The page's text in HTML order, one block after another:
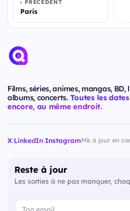
PRÉCÉDENT
Paris
Films, séries, animes, mangas, BD,
albums, concerts. Toutes les
encore, au même endroit.
X|LinkedIn|InstagramMis à jour en
Reste à jour
Les sorties à ne pas manquer,